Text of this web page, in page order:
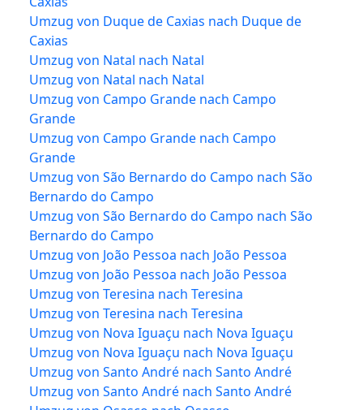
Umzug von Duque de Caxias nach Duque de
Caxias
Umzug von Natal nach Natal
Umzug von Natal nach Natal
Umzug von Campo Grande nach Campo
Grande
Umzug von Campo Grande nach Campo
Grande
Umzug von São Bernardo do Campo nach São
Bernardo do Campo
Umzug von São Bernardo do Campo nach São
Bernardo do Campo
Umzug von João Pessoa nach João Pessoa
Umzug von João Pessoa nach João Pessoa
Umzug von Teresina nach Teresina
Umzug von Teresina nach Teresina
Umzug von Nova Iguaçu nach Nova Iguaçu
Umzug von Nova Iguaçu nach Nova Iguaçu
Umzug von Santo André nach Santo André
Umzug von Santo André nach Santo André